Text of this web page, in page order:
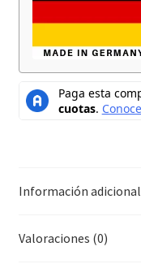
Información adicional
Valoraciones (0)